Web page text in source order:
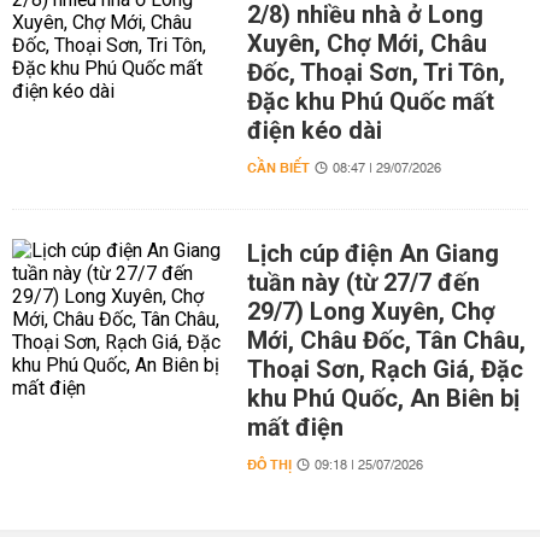
2/8) nhiều nhà ở Long
Xuyên, Chợ Mới, Châu
Đốc, Thoại Sơn, Tri Tôn,
Đặc khu Phú Quốc mất
điện kéo dài
CẦN BIẾT 08:47 | 29/07/2026
Lịch cúp điện An Giang
tuần này (từ 27/7 đến
29/7) Long Xuyên, Chợ
Mới, Châu Đốc, Tân Châu,
Thoại Sơn, Rạch Giá, Đặc
khu Phú Quốc, An Biên bị
mất điện
ĐÔ THỊ 09:18 | 25/07/2026